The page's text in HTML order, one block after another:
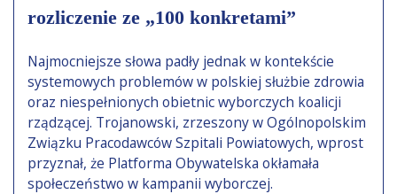
rozliczenie ze „100 konkretami”
Najmocniejsze słowa padły jednak w kontekście
systemowych problemów w polskiej służbie zdrowia
oraz niespełnionych obietnic wyborczych koalicji
rządzącej. Trojanowski, zrzeszony w Ogólnopolskim
Związku Pracodawców Szpitali Powiatowych, wprost
przyznał, że Platforma Obywatelska okłamała
społeczeństwo w kampanii wyborczej.